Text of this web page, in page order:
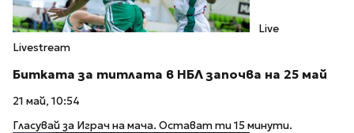
Live
Livestream
Битката за титлата в НБЛ започва на 25 май
21 май, 10:54
Гласувай за Играч на мача. Остават ти 15 минути.